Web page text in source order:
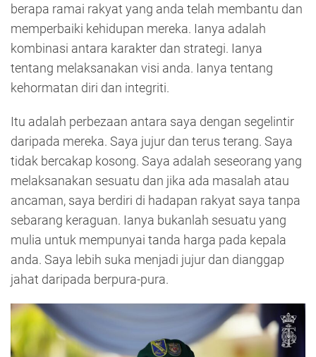
berapa ramai rakyat yang anda telah membantu dan
memperbaiki kehidupan mereka. Ianya adalah
kombinasi antara karakter dan strategi. Ianya
tentang melaksanakan visi anda. Ianya tentang
kehormatan diri dan integriti.
Itu adalah perbezaan antara saya dengan segelintir
daripada mereka. Saya jujur dan terus terang. Saya
tidak bercakap kosong. Saya adalah seseorang yang
melaksanakan sesuatu dan jika ada masalah atau
ancaman, saya berdiri di hadapan rakyat saya tanpa
sebarang keraguan. Ianya bukanlah sesuatu yang
mulia untuk mempunyai tanda harga pada kepala
anda. Saya lebih suka menjadi jujur dan dianggap
jahat daripada berpura-pura.